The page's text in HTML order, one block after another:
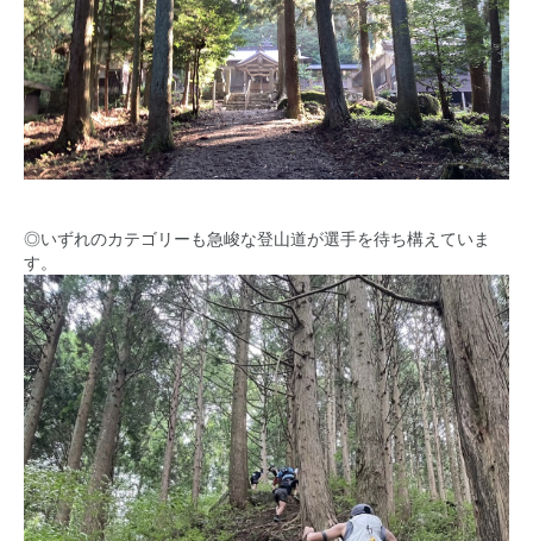
◎いずれのカテゴリーも急峻な登山道が選手を待ち構えていま
す。